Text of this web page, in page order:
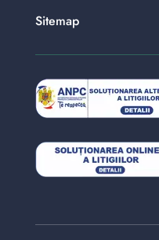
Sitemap